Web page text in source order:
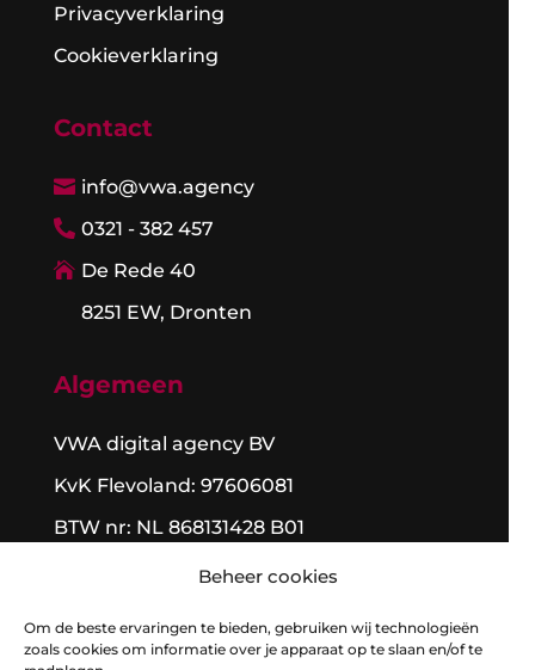
Beheer cookies
Om de beste ervaringen te bieden, gebruiken wij technologieën
zoals cookies om informatie over je apparaat op te slaan en/of te
Privacyverklaring
Cookieverklaring
Contact
 info@vwa.agency
 0321 - 382 457
 De Rede 40
8251 EW, Dronten
Algemeen
VWA digital agency BV
KvK Flevoland: 97606081
BTW nr: NL 868131428 B01
Algemene voorwaarden